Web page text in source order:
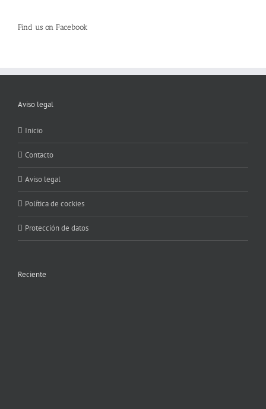
Find us on Facebook
Aviso legal
Inicio
Contacto
Aviso legal
Política de cockies
Protección de datos
Reciente